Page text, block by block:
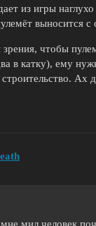
из игры
выносится
чтобы
в катку), ему
Ах